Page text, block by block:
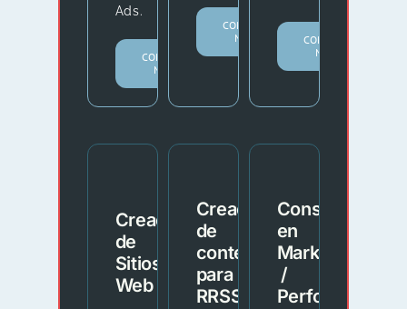
Ads.
CONOCER
MÁS.
CONOCER
MÁS.
CONOCER
MÁS.
Creación
de
Sitios
Web
Creación
de
contenido
para
RRSS
Consultoría
en
Marketing
/
Performance